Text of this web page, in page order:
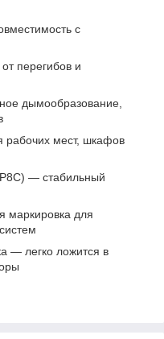
с
перегибов и
дымообразование,
мест, шкафов
— стабильный
маркировка для
— легко ложится в